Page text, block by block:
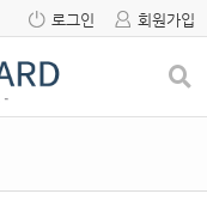
로그인 회원가입